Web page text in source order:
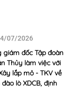
07/2026
giám đốc Tập đoàn
Thủy làm việc với
lắp mỏ - TKV về
lò XDCB, định